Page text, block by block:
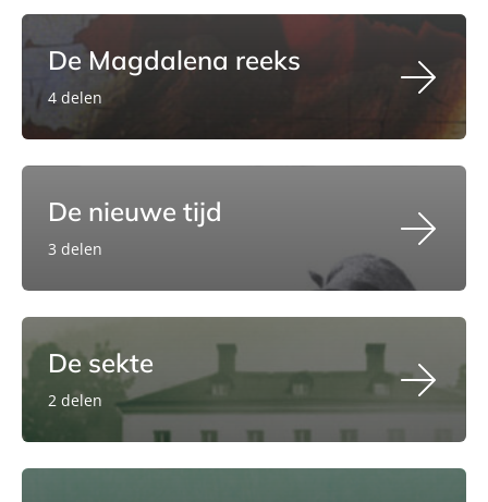
De Magdalena reeks
4 delen
De nieuwe tijd
3 delen
De sekte
2 delen